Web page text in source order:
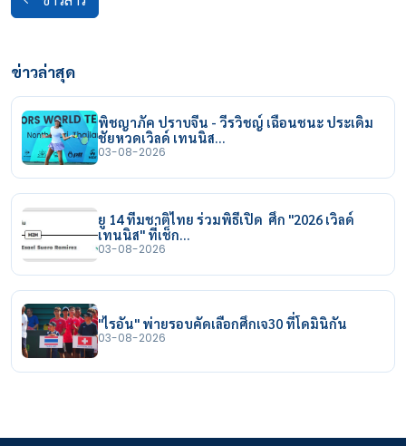
ข่าวล่าสุด
พิชญาภัค ปราบจีน - วีรวิชญ์ เฉือนชนะ ประเดิม
ชัยหวดเวิลด์ เทนนิส…
03-08-2026
ยู 14 ทีมชาติไทย ร่วมพิธีเปิด ศึก "2026 เวิลด์
เทนนิส" ที่เช็ก…
03-08-2026
"ไรอัน" พ่ายรอบคัดเลือกศึกเจ30 ที่โดมินิกัน
03-08-2026